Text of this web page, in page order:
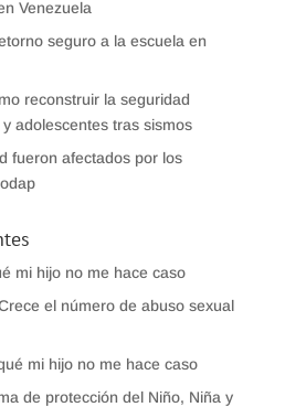
Venezuela
seguro a la escuela en
reconstruir la seguridad
adolescentes tras sismos
fueron afectados por los
mi hijo no me hace caso
el número de abuso sexual
mi hijo no me hace caso
de protección del Niño, Niña y